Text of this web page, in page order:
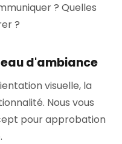
? Quelles
?
d'ambiance
visuelle, la
Nous vous
pour approbation